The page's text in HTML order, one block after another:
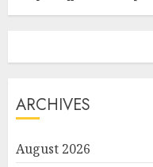
ARCHIVES
August 2026